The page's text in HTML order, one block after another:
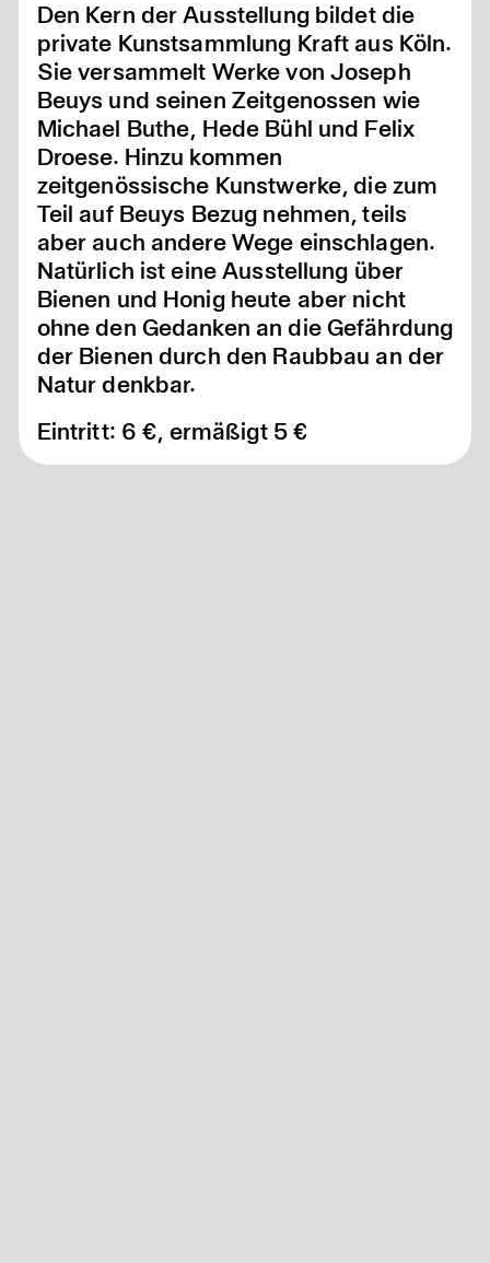
Den Kern der Ausstellung bildet die
private Kunstsammlung Kraft aus Köln.
Sie versammelt Werke von Joseph
Beuys und seinen Zeitgenossen wie
Michael Buthe, Hede Bühl und Felix
Droese. Hinzu kommen
zeitgenössische Kunstwerke, die zum
Teil auf Beuys Bezug nehmen, teils
aber auch andere Wege einschlagen.
Natürlich ist eine Ausstellung über
Bienen und Honig heute aber nicht
ohne den Gedanken an die Gefährdung
der Bienen durch den Raubbau an der
Natur denkbar.
Eintritt: 6 €, ermäßigt 5 €